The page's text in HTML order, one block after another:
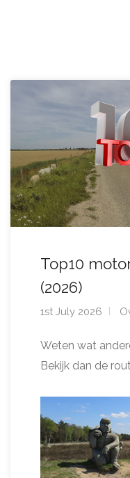
Top10
(2026)
1st July 2026
Weten wat
Bekijk dan de